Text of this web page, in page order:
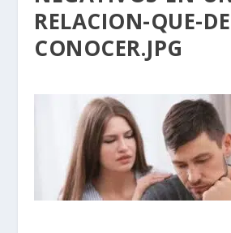
RELACION-QUE-
CONOCER.JPG